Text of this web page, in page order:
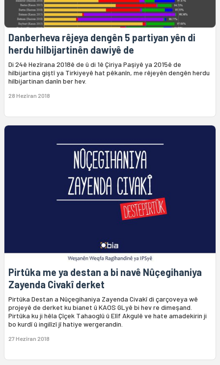
Danberheva rêjeya dengên 5 partiyan yên di
herdu hilbijartinên dawiyê de
Di 24ê Hezîrana 2018ê de û di 1ê Çiriya Paşiyê ya 2015ê de
hilbijartina giştî ya Tirkiyeyê hat pêkanîn, me rêjeyên dengên herdu
hilbijartinan danîn ber hev.
28 Hezîran 2018
Pirtûka me ya destan a bi navê Nûçegihaniya
Zayenda Civakî derket
Pirtûka Destan a Nûçegihaniya Zayenda Civakî di çarçoveya wê
projeyê de derket ku bianet û KAOS GLyê bi hev re dimeşand.
Pirtûka ku ji hêla Çîçek Tahaoglû û Elîf Akgulê ve hate amadekirin ji
bo kurdî û ingilîzî jî hatiye wergerandin.
27 Hezîran 2018